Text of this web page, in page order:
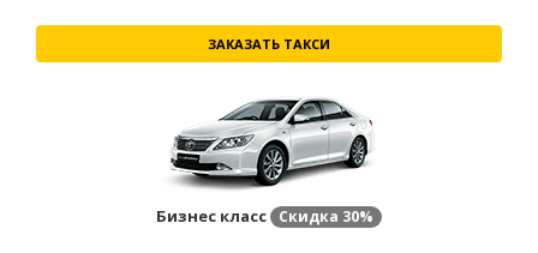
ЗАКАЗАТЬ ТАКСИ
Бизнес класс Скидка 30%